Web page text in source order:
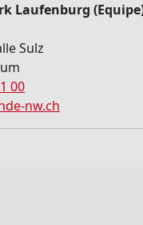
Laufenburg
Sulz
00
nw.ch